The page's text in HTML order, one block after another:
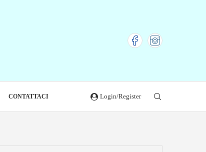
CONTATTACI Login/Register